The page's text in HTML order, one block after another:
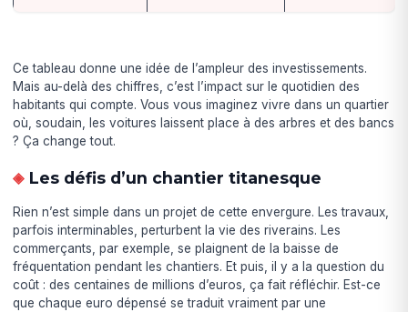
Ce tableau donne une idée de l’ampleur des investissements.
Mais au-delà des chiffres, c’est l’impact sur le quotidien des
habitants qui compte. Vous vous imaginez vivre dans un quartier
où, soudain, les voitures laissent place à des arbres et des bancs
? Ça change tout.
Les défis d’un chantier titanesque
Rien n’est simple dans un projet de cette envergure. Les travaux,
parfois interminables, perturbent la vie des riverains. Les
commerçants, par exemple, se plaignent de la baisse de
fréquentation pendant les chantiers. Et puis, il y a la question du
coût : des centaines de millions d’euros, ça fait réfléchir. Est-ce
que chaque euro dépensé se traduit vraiment par une